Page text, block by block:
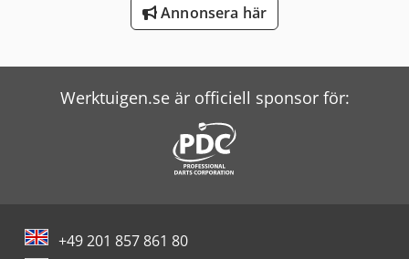
Witzig & Frank Överföringsmaskiner
Wolf Filter
Zander Filter
Annonsera här
Werktuigen.se är officiell sponsor för:
+49 201 857 861 80